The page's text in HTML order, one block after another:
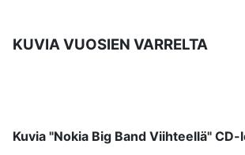
KUVIA VUOSIEN VARRELTA
Kuvia "Nokia Big Band Viihteellä"